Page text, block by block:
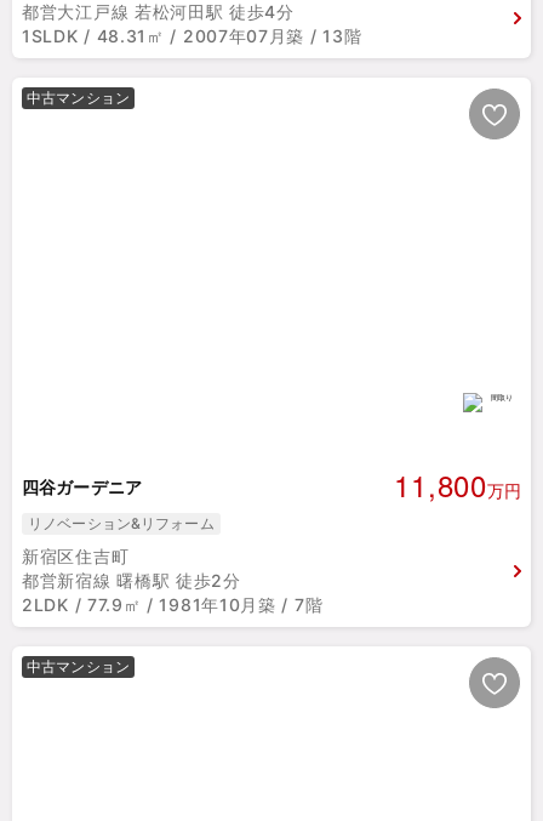
都営大江戸線 若松河田駅 徒歩4分
1SLDK / 48.31㎡ / 2007年07月築 / 13階
中古マンション
四谷ガーデニア 11,800万円
リノベーション&リフォーム
新宿区住吉町
都営新宿線 曙橋駅 徒歩2分
2LDK / 77.9㎡ / 1981年10月築 / 7階
中古マンション